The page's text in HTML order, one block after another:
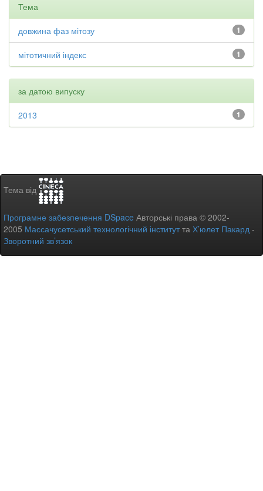
Тема
1
довжина фаз мітозу
1
мітотичний індекс
за датою випуску
1
2013
Тема від
Програмне забезпечення DSpace Авторські права © 2002-
2005 Массачусетський технологічний інститутта Х’юлет Пакард -
Зворотний зв’язок